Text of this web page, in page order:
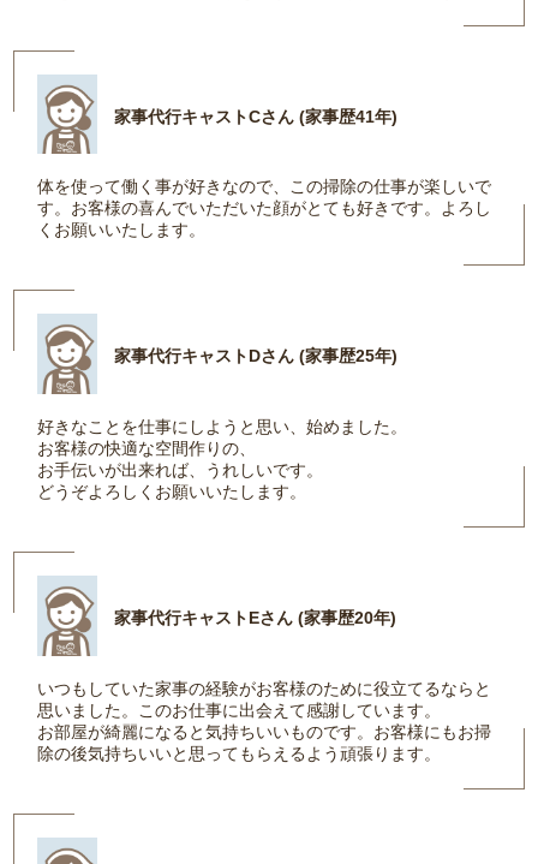
家事代行キャストCさん (家事歴41年)
体を使って働く事が好きなので、この掃除の仕事が楽しいで
す。お客様の喜んでいただいた顔がとても好きです。よろし
くお願いいたします。
家事代行キャストDさん (家事歴25年)
好きなことを仕事にしようと思い、始めました。
お客様の快適な空間作りの、
お手伝いが出来れば、うれしいです。
どうぞよろしくお願いいたします。
家事代行キャストEさん (家事歴20年)
いつもしていた家事の経験がお客様のために役立てるならと
思いました。このお仕事に出会えて感謝しています。
お部屋が綺麗になると気持ちいいものです。お客様にもお掃
除の後気持ちいいと思ってもらえるよう頑張ります。